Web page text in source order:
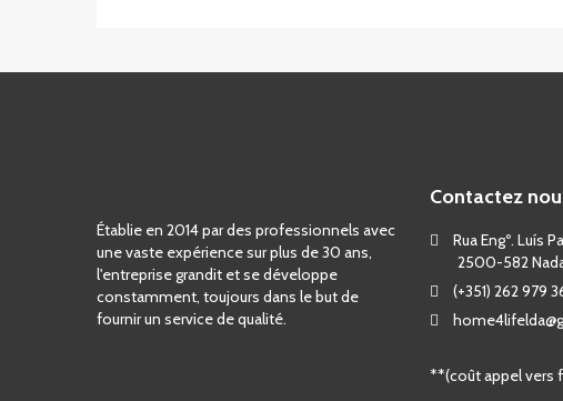
Établie en 2014 par des professionnels avec
une vaste expérience sur plus de 30 ans,
l'entreprise grandit et se développe
constamment, toujours dans le but de
fournir un service de qualité.
Contactez
Rua Engº. Luís
2500-582
(+351) 262 979
**(coût appel vers